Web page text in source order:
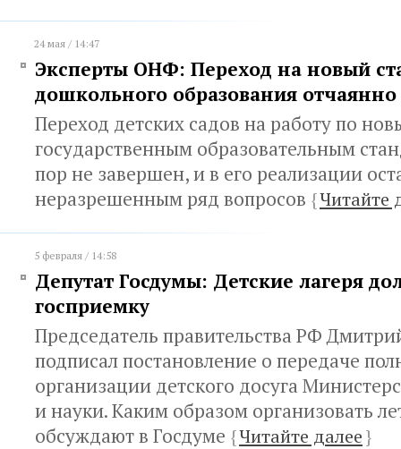
24 мая / 14:47
Эксперты ОНФ: Переход на новый
дошкольного образования отчаянно
Переход детских садов на работу по
государственным образовательным
пор не завершен, и в его реализации
неразрешенным ряд вопросов {Читайте
5 февраля / 14:58
Депутат Госдумы: Детские лагеря
госприемку
Председатель правительства РФ
подписал постановление о передаче
организации детского досуга
и науки. Каким образом организовать
обсуждают в Госдуме {Читайте далее}